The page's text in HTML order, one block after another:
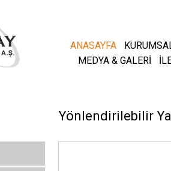
ANASAYFA
MEDYA & GALERİ
Yönlendirilebilir